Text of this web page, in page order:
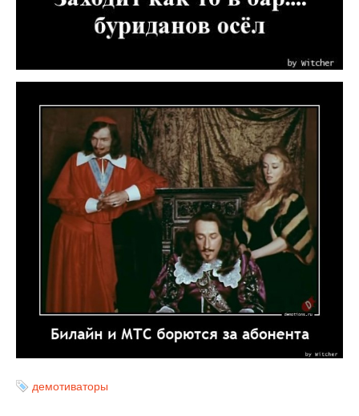
демотиваторы